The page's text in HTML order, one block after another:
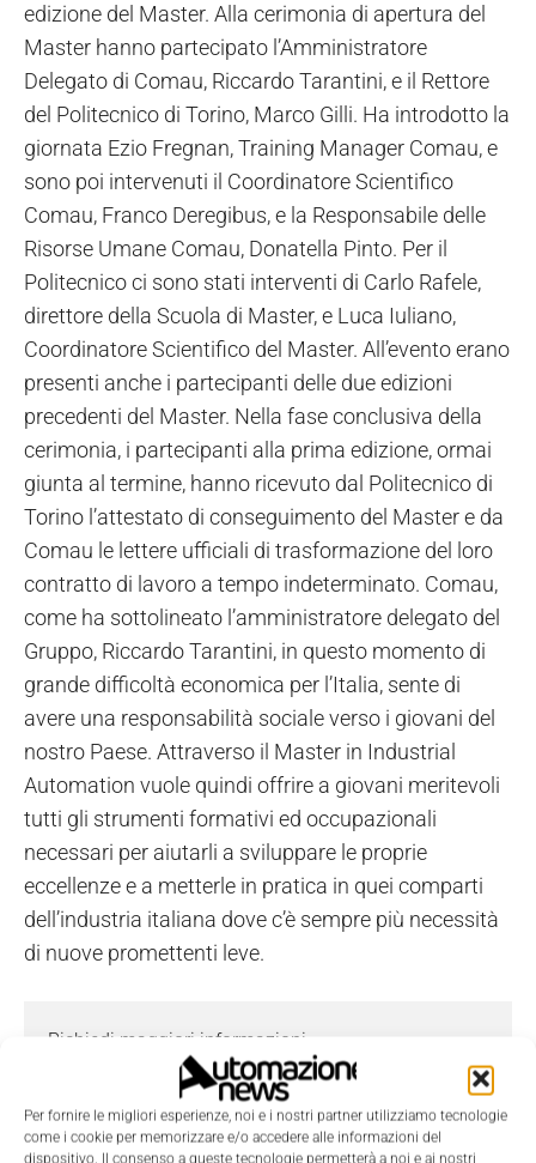
Per fornire le migliori esperienze, noi e i nostri partner utilizziamo tecnologie
come i cookie per memorizzare e/o accedere alle informazioni del
dispositivo. Il consenso a queste tecnologie permetterà a noi e ai nostri
edizione del Master. Alla cerimonia di apertura del
Master hanno partecipato l’Amministratore
Delegato di Comau, Riccardo Tarantini, e il Rettore
del Politecnico di Torino, Marco Gilli. Ha introdotto la
giornata Ezio Fregnan, Training Manager Comau, e
sono poi intervenuti il Coordinatore Scientifico
Comau, Franco Deregibus, e la Responsabile delle
Risorse Umane Comau, Donatella Pinto. Per il
Politecnico ci sono stati interventi di Carlo Rafele,
direttore della Scuola di Master, e Luca Iuliano,
Coordinatore Scientifico del Master. All’evento erano
presenti anche i partecipanti delle due edizioni
precedenti del Master. Nella fase conclusiva della
cerimonia, i partecipanti alla prima edizione, ormai
giunta al termine, hanno ricevuto dal Politecnico di
Torino l’attestato di conseguimento del Master e da
Comau le lettere ufficiali di trasformazione del loro
contratto di lavoro a tempo indeterminato. Comau,
come ha sottolineato l’amministratore delegato del
Gruppo, Riccardo Tarantini, in questo momento di
grande difficoltà economica per l’Italia, sente di
avere una responsabilità sociale verso i giovani del
nostro Paese. Attraverso il Master in Industrial
Automation vuole quindi offrire a giovani meritevoli
tutti gli strumenti formativi ed occupazionali
necessari per aiutarli a sviluppare le proprie
eccellenze e a metterle in pratica in quei comparti
dell’industria italiana dove c’è sempre più necessità
di nuove promettenti leve.
Richiedi maggiori informazioni
I campi contrassegnati con*sono obbligatori.